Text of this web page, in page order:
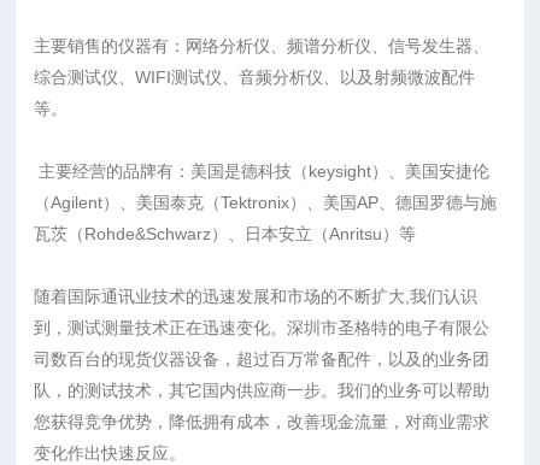
主要销售的仪器有：网络分析仪、频谱分析仪、信号发生器、
综合测试仪、WIFI测试仪、音频分析仪、以及射频微波配件
等。
主要经营的品牌有：美国是德科技（keysight）、美国安捷伦
（Agilent）、美国泰克（Tektronix）、美国AP、德国罗德与施
瓦茨（Rohde&Schwarz）、日本安立（Anritsu）等
随着国际通讯业技术的迅速发展和市场的不断扩大,我们认识
到，测试测量技术正在迅速变化。深圳市圣格特的电子有限公
司数百台的现货仪器设备，超过百万常备配件，以及的业务团
队，的测试技术，其它国内供应商一步。我们的业务可以帮助
您获得竞争优势，降低拥有成本，改善现金流量，对商业需求
变化作出快速反应。